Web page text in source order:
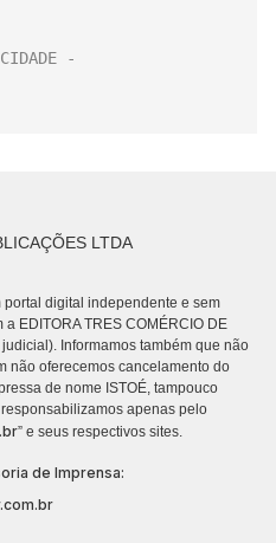
LTDA
portal digital independente e sem
EDITORA TRES COMÉRCIO DE
Informamos também que não
não oferecemos cancelamento do
de nome ISTOÉ, tampouco
apenas pelo
” e seus respectivos sites.
de Imprensa: